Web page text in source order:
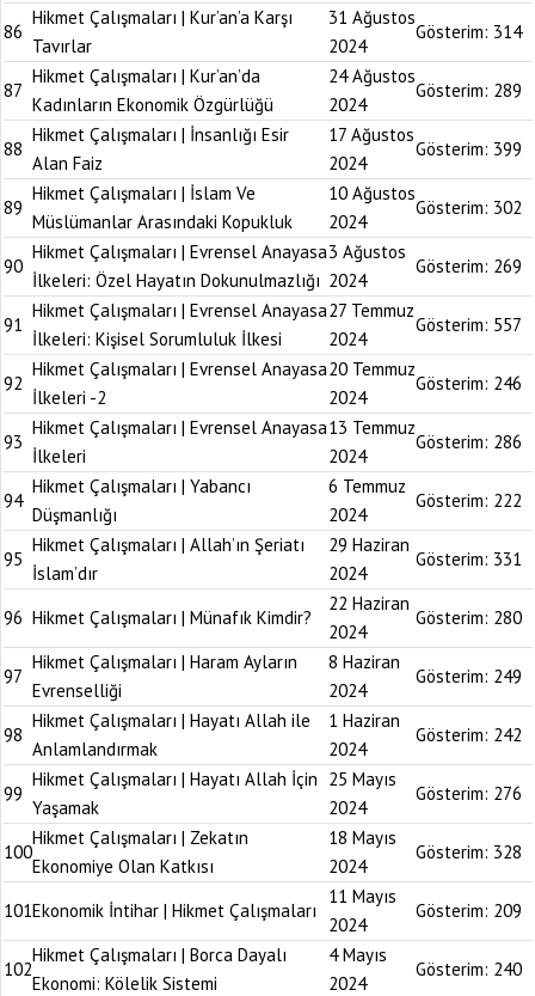
86
Hikmet Çalışmaları | Kur’an’a Karşı
Tavırlar
31 Ağustos
2024
Gösterim: 314
87
Hikmet Çalışmaları | Kur’an’da
Kadınların Ekonomik Özgürlüğü
24 Ağustos
2024
Gösterim: 289
88
Hikmet Çalışmaları | İnsanlığı Esir
Alan Faiz
17 Ağustos
2024
Gösterim: 399
89
Hikmet Çalışmaları | İslam Ve
Müslümanlar Arasındaki Kopukluk
10 Ağustos
2024
Gösterim: 302
90
Hikmet Çalışmaları | Evrensel Anayasa
İlkeleri: Özel Hayatın Dokunulmazlığı
3 Ağustos
2024
Gösterim: 269
91
Hikmet Çalışmaları | Evrensel Anayasa
İlkeleri: Kişisel Sorumluluk İlkesi
27 Temmuz
2024
Gösterim: 557
92
Hikmet Çalışmaları | Evrensel Anayasa
İlkeleri -2
20 Temmuz
2024
Gösterim: 246
93
Hikmet Çalışmaları | Evrensel Anayasa
İlkeleri
13 Temmuz
2024
Gösterim: 286
94
Hikmet Çalışmaları | Yabancı
Düşmanlığı
6 Temmuz
2024
Gösterim: 222
95
Hikmet Çalışmaları | Allah’ın Şeriatı
İslam’dır
29 Haziran
2024
Gösterim: 331
96 Hikmet Çalışmaları | Münafık Kimdir?
22 Haziran
2024
Gösterim: 280
97
Hikmet Çalışmaları | Haram Ayların
Evrenselliği
8 Haziran
2024
Gösterim: 249
98
Hikmet Çalışmaları | Hayatı Allah ile
Anlamlandırmak
1 Haziran
2024
Gösterim: 242
99
Hikmet Çalışmaları | Hayatı Allah İçin
Yaşamak
25 Mayıs
2024
Gösterim: 276
100
Hikmet Çalışmaları | Zekatın
Ekonomiye Olan Katkısı
18 Mayıs
2024
Gösterim: 328
101Ekonomik İntihar | Hikmet Çalışmaları
11 Mayıs
2024
Gösterim: 209
102
Hikmet Çalışmaları | Borca Dayalı
Ekonomi: Kölelik Sistemi
4 Mayıs
2024
Gösterim: 240